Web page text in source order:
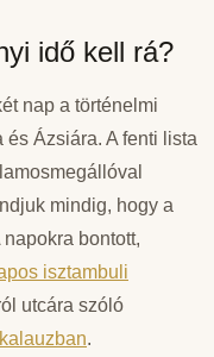
idő kell rá?
nap a történelmi
Ázsiára. A fenti lista
mindig, hogy a
bontott,
isztambuli
utcára szóló
.